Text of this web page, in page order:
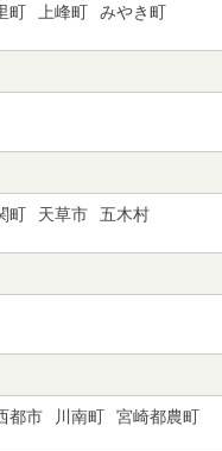
町 上峰町 みやき町
町 天草市 五木村
都市 川南町 宮崎都農町